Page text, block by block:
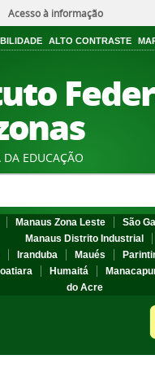
Acesso à informação
ALTO CONTRASTE
EDUCAÇÃO
Manaus Zona Leste
São
Manaus Distrito Industrial
Iranduba Maués
Humaitá
do Acre